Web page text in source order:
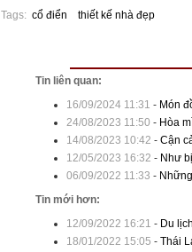
Tags: cổ điển thiết kế nhà đẹp
Tin liên quan:
16/09/2024 11:31 - Món
24/08/2023 11:50 - Hòa
14/08/2023 10:42 - Cận
12/05/2023 16:32 - Như
06/09/2022 11:33 -
Tin mới hơn:
12/09/2022 16:21 - Du
18/01/2022 15:05 - Thái